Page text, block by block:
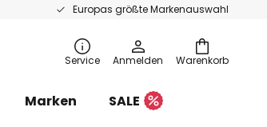
Europas größte Markenauswahl
Warenkorb
Service Anmelden
Marken
SALE